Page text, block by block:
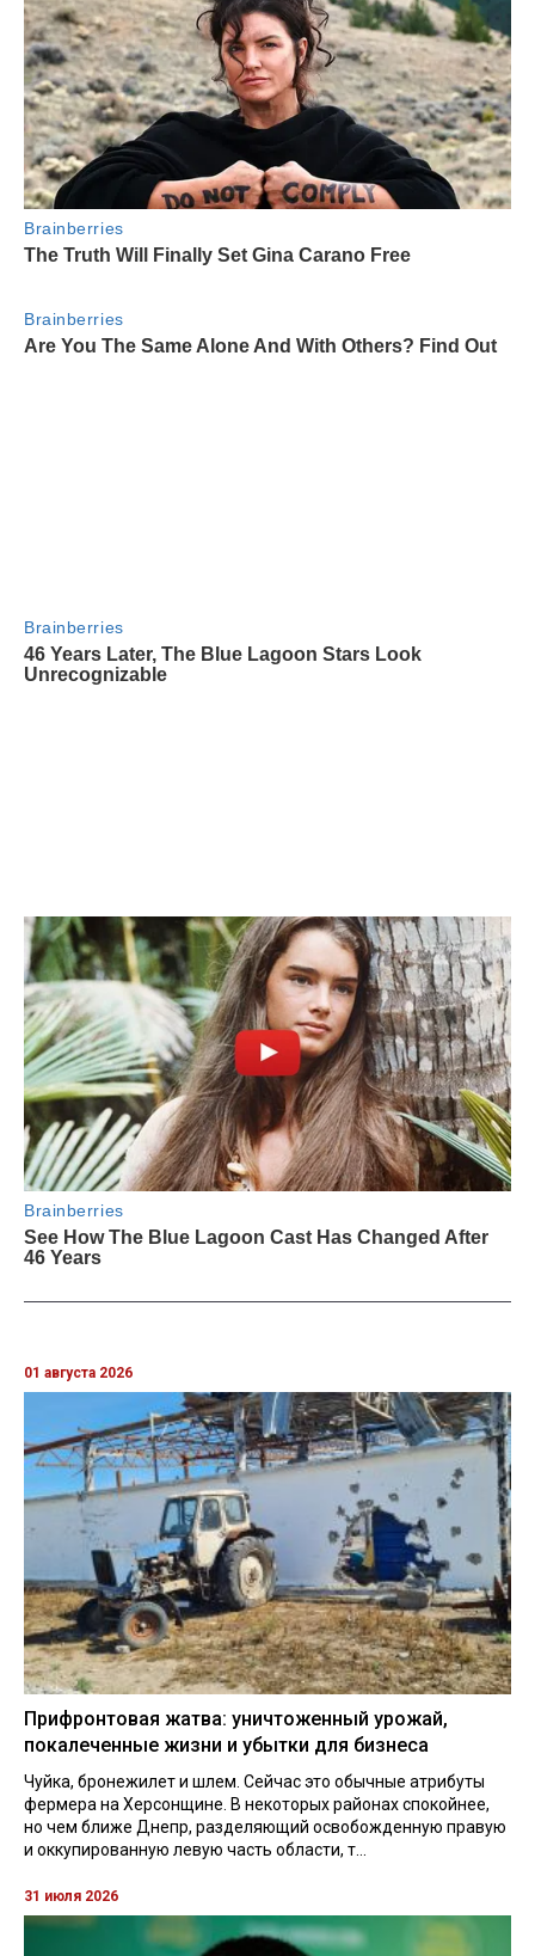
01 августа 2026
Прифронтовая жатва: уничтоженный урожай,
покалеченные жизни и убытки для бизнеса
Чуйка, бронежилет и шлем. Сейчас это обычные атрибуты
фермера на Херсонщине. В некоторых районах спокойнее,
но чем ближе Днепр, разделяющий освобожденную правую
и оккупированную левую часть области, т...
31 июля 2026